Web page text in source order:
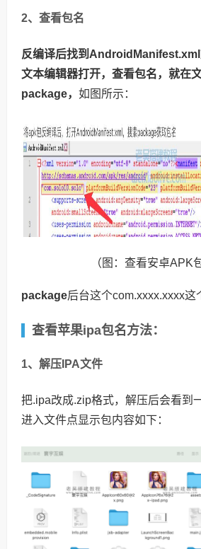
2、查看包名
反编译后找到
文本编辑器打开， 查看包名，就在
package， 如图所示：
（图：查看安卓APK
package后台这个com.xxxx.xxxx这
查看苹果ipa包名方法：
1、解压IPA文件
把.ipa改成.zip格式，解压后会看到
进入文件点显示包内容如下：